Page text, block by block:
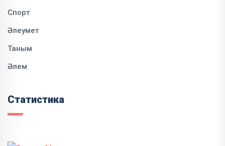
Спорт
Әлеумет
Таным
Әлем
Статистика